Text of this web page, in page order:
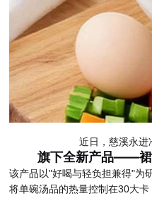
近日，慈溪永进
旗下全新产品——裙
该产品以"好喝与轻负担兼得"
将单碗汤品的热量控制在30大